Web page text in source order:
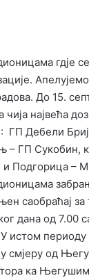
гдје
До 15.
највећа
ГП Дебели
– ГП Сукобин,
Подгорица –
саобраћај
дана од 7.00
истом периоду
смјеру од
ка